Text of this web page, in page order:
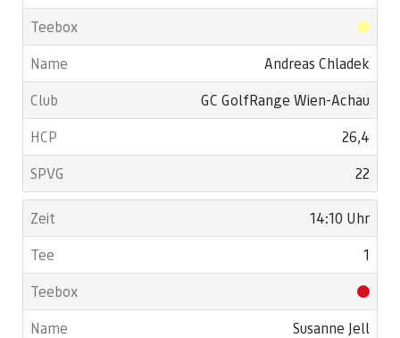
Andreas Chladek
GC GolfRange Wien-Achau
26,4
22
14:10 Uhr
1
Susanne Jell